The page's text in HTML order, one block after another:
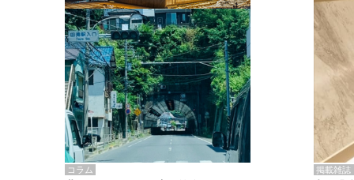
掲載雑誌
掲載雑誌・書籍
『街歩き研修「アールデコとモダニズ
ム、和風バロック」』のレポート記事が
掲載
コラム